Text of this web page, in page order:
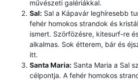
művészeti galériákkal.
Sal: Sal a Kápavár leghíresebb
fehér homokos strandok és
ismert. Szörfözésre, kitesurf-re
alkalmas. Sok étterem, bár és
itt.
Santa Maria: Santa Maria a Sal
célpontja. A fehér homokos